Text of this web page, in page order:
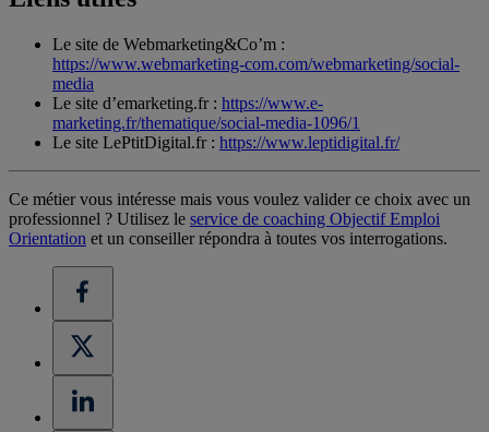
Le site de Webmarketing&Co’m :
https://www.webmarketing-com.com/webmarketing/social-
media
Le site d’emarketing.fr : https://www.e-
marketing.fr/thematique/social-media-1096/1
Le site LePtitDigital.fr : https://www.leptidigital.fr/
Ce métier vous intéresse mais vous voulez valider ce choix avec un
professionnel ? Utilisez le service de coaching Objectif Emploi
Orientation et un conseiller répondra à toutes vos interrogations.